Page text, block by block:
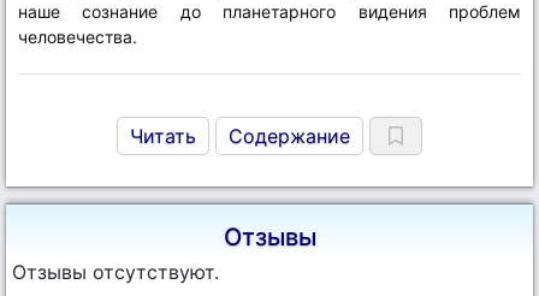
наше сознание до планетарного видения проблем
человечества.
Читать Содержание
Отзывы
Отзывы отсутствуют.